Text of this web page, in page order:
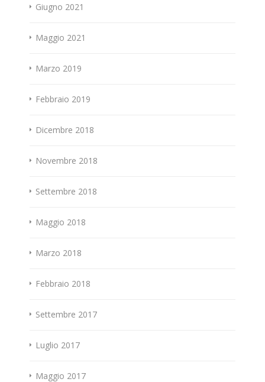
Giugno 2021
Maggio 2021
Marzo 2019
Febbraio 2019
Dicembre 2018
Novembre 2018
Settembre 2018
Maggio 2018
Marzo 2018
Febbraio 2018
Settembre 2017
Luglio 2017
Maggio 2017